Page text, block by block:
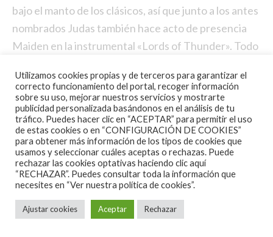
bajo el manto de los clásicos, así que junto a los antes
nombrados Judas también hace acto de presencia
Maiden en la instrumental «Lords of Thunder». Todo
deuna agrupación que vivió bajo la sombra de otras
agrupaciones compatriotas y que sin embargo, a mi
manera de entender, hansido más regulares en la
calidad de sus lanzamientos. ¡Indispensables!
Utilizamos cookies propias y de terceros para garantizar el
correcto funcionamiento del portal, recoger información
sobre su uso, mejorar nuestros servicios y mostrarte
publicidad personalizada basándonos en el análisis de tu
tráfico. Puedes hacer clic en “ACEPTAR” para permitir el uso
de estas cookies o en “CONFIGURACIÓN DE COOKIES”
para obtener más información de los tipos de cookies que
usamos y seleccionar cuáles aceptas o rechazas. Puede
rechazar las cookies optativas haciendo clic aquí
“RECHAZAR”. Puedes consultar toda la información que
necesites en “Ver nuestra política de cookies”.
Ajustar cookies Aceptar Rechazar